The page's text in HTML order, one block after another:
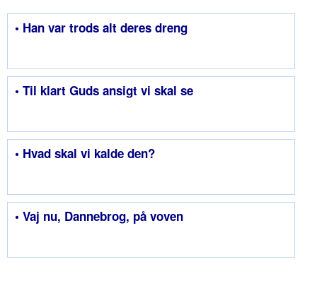
• Han var trods alt deres dreng
• Til klart Guds ansigt vi skal se
• Hvad skal vi kalde den?
• Vaj nu, Dannebrog, på voven